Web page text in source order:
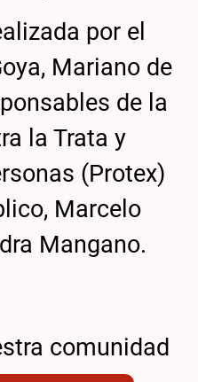
por el
Mariano de
de la
la Trata y
(Protex)
Marcelo
Mangano.
comunidad